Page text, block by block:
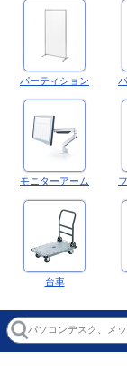
パーティション
モニターアーム
台車